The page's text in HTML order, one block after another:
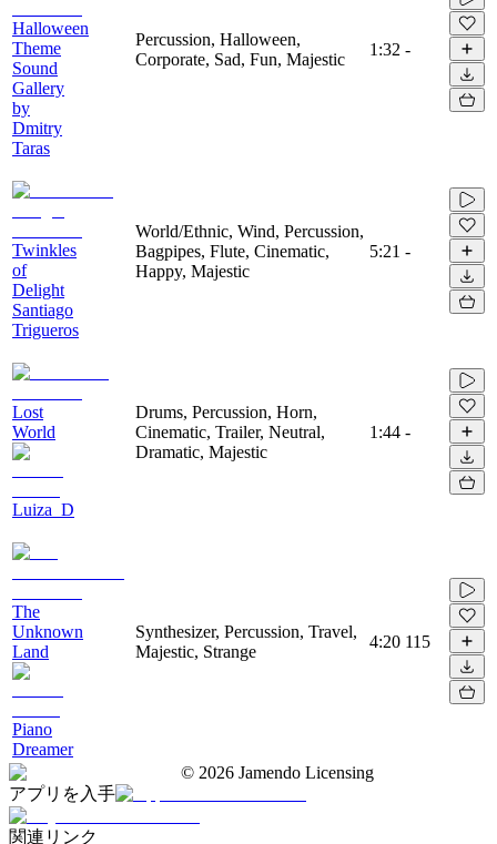
Halloween
Theme
Sound
Gallery
by
Dmitry
Taras
Percussion, Halloween,
Corporate, Sad, Fun, Majestic
1:32 -
Twinkles
of
Delight
Santiago
Trigueros
World/Ethnic, Wind, Percussion,
Bagpipes, Flute, Cinematic,
Happy, Majestic
5:21 -
Lost
World
Luiza_D
Drums, Percussion, Horn,
Cinematic, Trailer, Neutral,
Dramatic, Majestic
1:44 -
The
Unknown
Land
Piano
Dreamer
Synthesizer, Percussion, Travel,
Majestic, Strange
4:20 115
© 2026 Jamendo Licensing
アプリを入手
関連リンク